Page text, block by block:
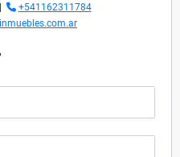
+541162311784